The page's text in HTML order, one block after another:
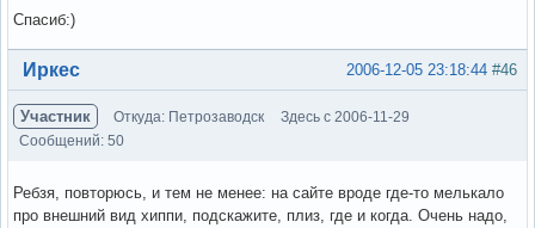
Спасиб:)
Вне форума #46
2006-12-05 23:18:44
Иркес
Участник Откуда: Петрозаводск
Здесь с 2006-11-29
Сообщений: 50
Ребзя, повторюсь, и тем не менее: на сайте вроде где-то мелькало
про внешний вид хиппи, подскажите, плиз, где и когда. Очень надо,